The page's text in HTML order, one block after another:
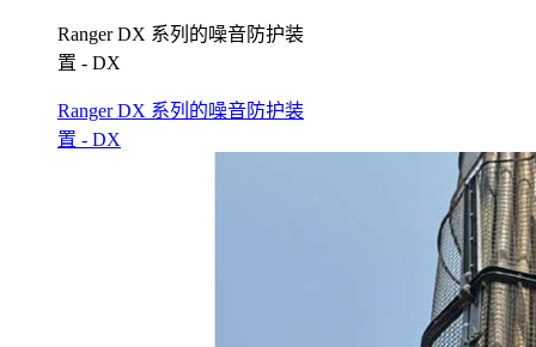
Ranger DX 系列的噪音防护装
置 - DX
Ranger DX 系列的噪音防护装
置 - DX